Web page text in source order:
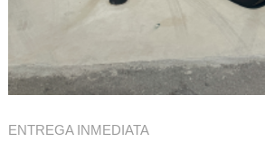
ENTREGA INMEDIATA